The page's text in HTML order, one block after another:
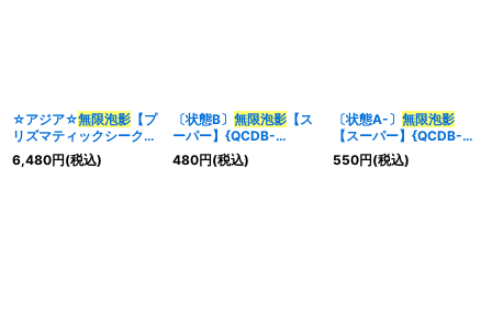
☆アジア☆無限泡影 【プ
リズマティックシークレ
ット】{アジアSTSP-
JP010}《罠》
6,480円(税込)
〔状態B〕 無限泡影【ス
ーパー】{QCDB-
JP059}《罠》
480円(税込)
〔状態A-〕 無限泡影
【スーパー】{QCDB-
JP059}《罠》
550円(税込)